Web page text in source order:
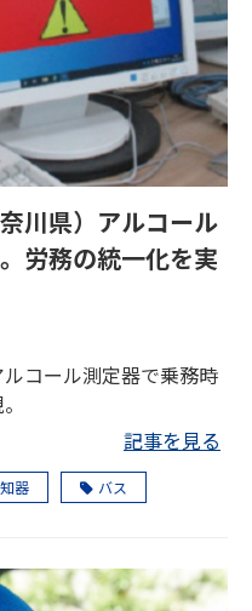
川県）アルコール
労務の統一化を実
コール測定器で乗務時
記事を見る
器 バス